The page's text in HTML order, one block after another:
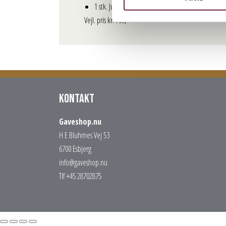
1 stk. Julestok. 40g
Vejl. pris kr. 799,-
Kontakt
Gaveshop.nu
H E Bluhmes Vej 53
6700 Esbjerg
info@gaveshop.nu
Tlf +45 28702875